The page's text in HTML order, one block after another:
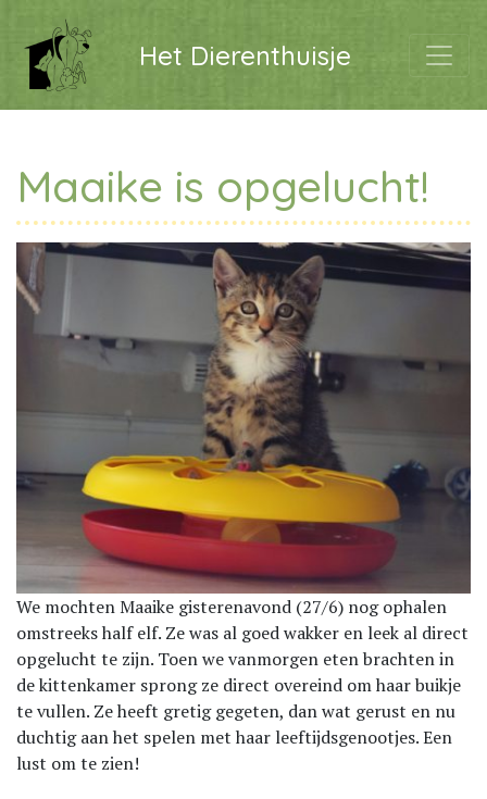
Het Dierenthuisje
Maaike is opgelucht!
We mochten Maaike gisterenavond (27/6) nog ophalen
omstreeks half elf. Ze was al goed wakker en leek al direct
opgelucht te zijn. Toen we vanmorgen eten brachten in
de kittenkamer sprong ze direct overeind om haar buikje
te vullen. Ze heeft gretig gegeten, dan wat gerust en nu
duchtig aan het spelen met haar leeftijdsgenootjes. Een
lust om te zien!